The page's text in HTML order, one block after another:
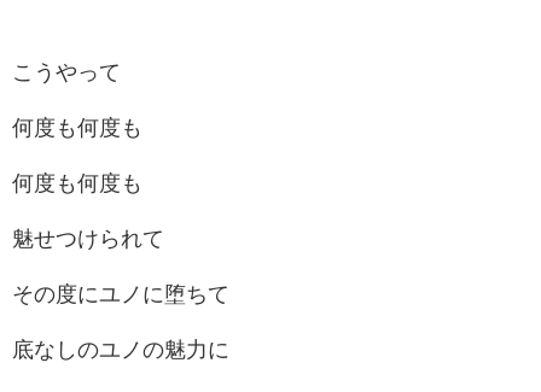
こうやって
何度も何度も
何度も何度も
魅せつけられて
その度にユノに堕ちて
底なしのユノの魅力に